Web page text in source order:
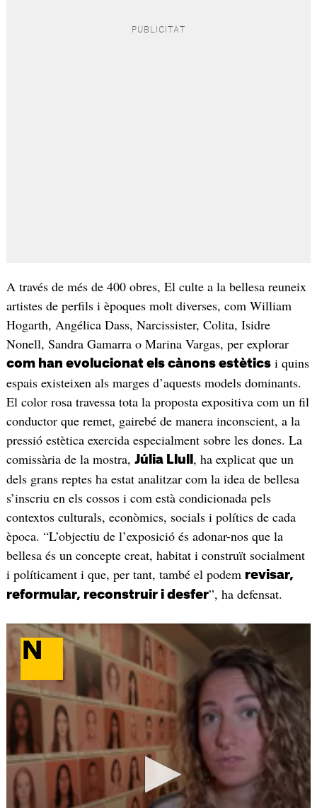
A través de més de 400 obres, El culte a la bellesa reuneix
artistes de perfils i èpoques molt diverses, com William
Hogarth, Angélica Dass, Narcissister, Colita, Isidre
Nonell, Sandra Gamarra o Marina Vargas, per explorar
com han evolucionat els cànons estèticsi quins
espais existeixen als marges d’aquests models dominants.
El color rosa travessa tota la proposta expositiva com un fil
conductor que remet, gairebé de manera inconscient, a la
pressió estètica exercida especialment sobre les dones. La
comissària de la mostra, Júlia Llull , ha explicat que un
dels grans reptes ha estat analitzar com la idea de bellesa
s’inscriu en els cossos i com està condicionada pels
contextos culturals, econòmics, socials i polítics de cada
època. “L’objectiu de l’exposició és adonar-nos que la
bellesa és un concepte creat, habitat i construït socialment
i políticament i que, per tant, també el podem revisar,
reformular, reconstruir i desfer”, ha defensat.